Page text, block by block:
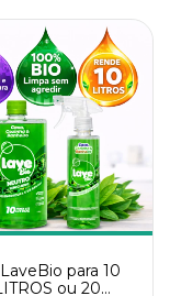
para 10
ou 20